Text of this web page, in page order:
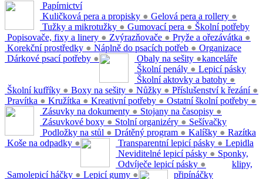
Papírnictví
Kuličková pera a propisky ● Gelová pera a rollery ●
Tužky a mikrotužky ● Gumovací pera ●
Popisovače, fixy a linery ● Zvýrazňovače ● Pryže a ořezávátka ●
Korekční prostředky ● Náplně do psacích potřeb ●
Dárkové psací potřeby ●
Školní potřeby
Obaly na sešity ●
Školní penály ●
Školní aktovky a batohy ●
Školní kufříky ● Boxy na sešity ● Nůžky ● Příslušenství k řezání ●
Pravítka ● Kružítka ● Kreativní potřeby ● Ostatní školní potřeby ●
Organizace
kanceláře
Zásuvky na dokumenty ● Stojany na časopisy ●
Zásuvkové boxy ● Stolní organizéry ●
Podložky na stůl ● Drátěný program ● Kalíšky ●
Koše na odpadky ●
Lepicí pásky
Transparentní lepicí pásky ●
Neviditelné lepicí pásky ●
Odvíječe lepicí pásky ●
Samolepicí háčky ● Lepicí gumy ●
Sešívačky
Razítka
Lepidla
Sponky,
klipy,
připínáčky